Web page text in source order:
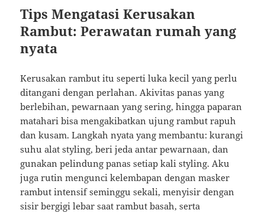
Tips Mengatasi Kerusakan
Rambut: Perawatan rumah yang
nyata
Kerusakan rambut itu seperti luka kecil yang perlu
ditangani dengan perlahan. Akivitas panas yang
berlebihan, pewarnaan yang sering, hingga paparan
matahari bisa mengakibatkan ujung rambut rapuh
dan kusam. Langkah nyata yang membantu: kurangi
suhu alat styling, beri jeda antar pewarnaan, dan
gunakan pelindung panas setiap kali styling. Aku
juga rutin mengunci kelembapan dengan masker
rambut intensif seminggu sekali, menyisir dengan
sisir bergigi lebar saat rambut basah, serta